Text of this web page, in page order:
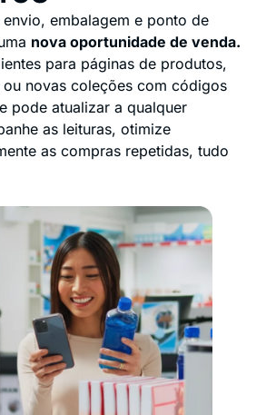
embalagem e ponto de
nova oportunidade de venda.
para páginas de produtos,
novas coleções com códigos
pode atualizar a qualquer
as leituras, otimize
as compras repetidas, tudo